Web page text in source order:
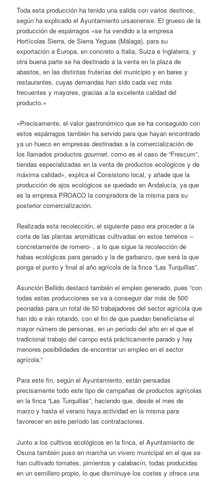
Toda esta producción ha tenido una salida con varios destinos,
según ha explicado el Ayuntamiento ursaonense. El grueso de la
producción de espárragos «se ha vendido a la empresa
Hortícolas Sierra, de Sierra Yeguas (Málaga), para su
exportación a Europa, en concreto a Italia, Suiza e Inglaterra, y
otra buena parte se ha destinado a la venta en la plaza de
abastos, en las distintas fruterías del municipio y en bares y
restaurantes, cuyas demandas han sido cada vez más
frecuentes y mayores, gracias a la excelente calidad del
producto.»
«Precisamente, el valor gastronómico que se ha conseguido con
estos espárragos también ha servido para que hayan encontrado
ya un hueco en empresas destinadas a la comercialización de
los llamados productosgourmet, como es el caso de “Frescum”,
tiendas especializadas en la venta de productos ecológicos y de
máxima calidad», explica el Consistorio local, y añade que la
producción de ajos ecológicos se quedado en Andalucía, ya que
es la empresa PROACO la compradora de la misma para su
posterior comercialización.
Realizada esta recolección, el siguiente paso era proceder a la
corta de las plantas aromáticas cultivadas en estos terrenos –
concretamente de romero- , a lo que sigue la recolección de
habas ecológicas para ganado y la de garbanzo, que será la que
ponga el punto y final al año agrícola de la finca “Las Turquillas”.
Asunción Bellido destacó también el empleo generado, pues “con
todas estas producciones se va a conseguir dar más de 500
peonadas para un total de 50 trabajadores del sector agrícola que
han ido e irán rotando, con el fin de que puedan beneficiarse el
mayor número de personas, en un período del año en el que el
tradicional trabajo del campo está prácticamente parado y hay
menores posibilidades de encontrar un empleo en el sector
agrícola.”
Para este fin, según el Ayuntamiento, están pensadas
precisamente todo este tipo de campañas de productos agrícolas
en la finca “Las Turquillas”, haciendo que, desde el mes de
marzo y hasta el verano haya actividad en la misma para
favorecer en este período las contrataciones.
Junto a los cultivos ecológicos en la finca, el Ayuntamiento de
Osuna también puso en marcha un vivero municipal en el que se
han cultivado tomates, pimientos y calabacín, todas producidas
en un semillero propio, lo que disminuye los costes y ofrece una